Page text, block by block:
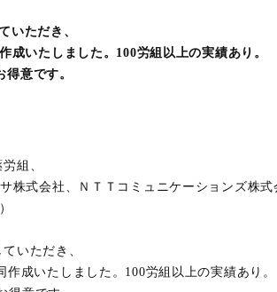
ていただき、
成いたしました。100労組以上の実績あり。
意です。
組、
株式会社、ＮＴＴコミュニケーションズ株式
いただき、
成いたしました。100労組以上の実績あり。